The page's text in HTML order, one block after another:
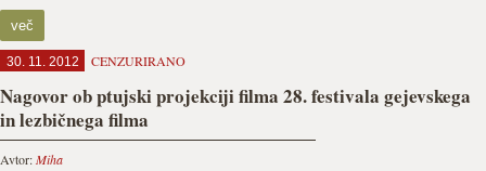
več
30. 11. 2012 CENZURIRANO
Nagovor ob ptujski projekciji filma 28. festivala gejevskega
in lezbičnega filma
Avtor:Miha